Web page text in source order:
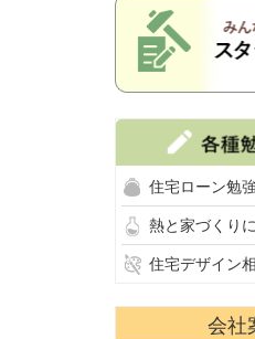
住宅ローン勉
熱と家づくり
住宅デザイン
会社